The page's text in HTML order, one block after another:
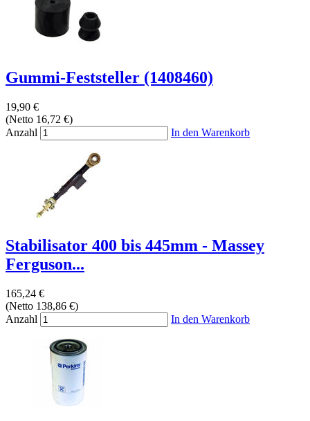
Gummi-Feststeller (1408460)
19,90 €
(Netto 16,72 €)
Anzahl
In den Warenkorb
Stabilisator 400 bis 445mm - Massey
Ferguson...
165,24 €
(Netto 138,86 €)
Anzahl
In den Warenkorb